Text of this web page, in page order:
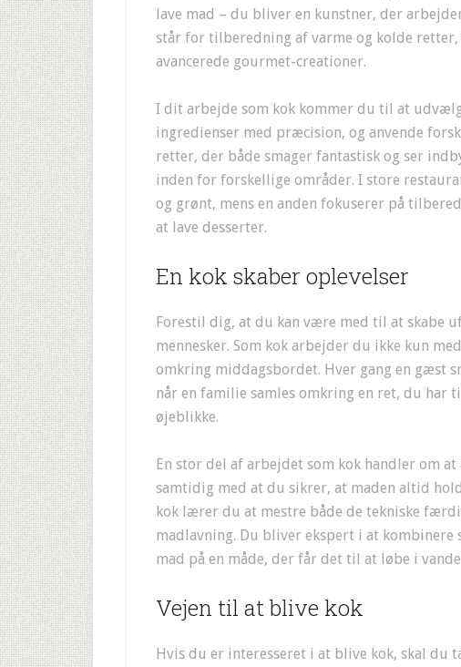
lave mad – du bliver en kunstner, der
står for tilberedning af varme og kolde
avancerede gourmet-creationer.
I dit arbejde som kok kommer du til at
ingredienser med præcision, og anvende
retter, der både smager fantastisk og ser
inden for forskellige områder. I store
og grønt, mens en anden fokuserer på
at lave desserter.
En kok skaber oplevelser
Forestil dig, at du kan være med til at skabe
mennesker. Som kok arbejder du ikke kun
omkring middagsbordet. Hver gang en gæst
når en familie samles omkring en ret, du
øjeblikke.
En stor del af arbejdet som kok handler om
samtidig med at du sikrer, at maden altid
kok lærer du at mestre både de tekniske
madlavning. Du bliver ekspert i at kombinere
mad på en måde, der får det til at løbe i
Vejen til at blive kok
Hvis du er interesseret i at blive kok, skal du